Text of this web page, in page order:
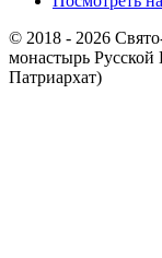
© 2018 - 2026
монастырь
Патриархат)